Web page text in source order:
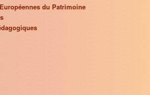
du Patrimoine